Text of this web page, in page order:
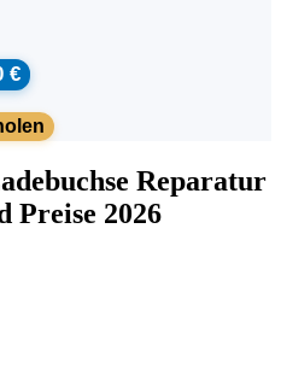
€
Reparatur
Preise 2026